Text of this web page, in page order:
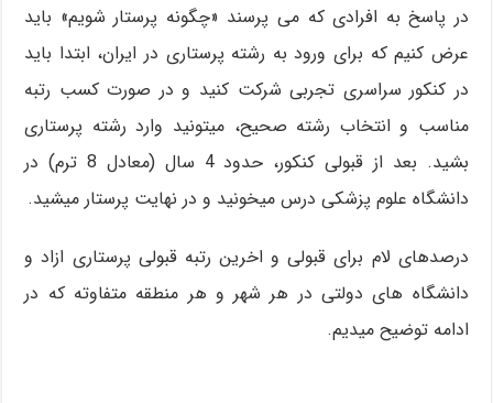
در پاسخ به افرادی که می پرسند «چگونه پرستار شویم» باید
عرض کنیم که برای ورود به رشته پرستاری در ایران، ابتدا باید
در کنکور سراسری تجربی شرکت کنید و در صورت کسب رتبه
مناسب و انتخاب رشته صحیح، میتونید وارد رشته پرستاری
بشید. بعد از قبولی کنکور، حدود 4 سال (معادل 8 ترم) در
دانشگاه علوم پزشکی درس میخونید و در نهایت پرستار میشید.
درصدهای لام برای قبولی و اخرین رتبه قبولی پرستاری ازاد و
دانشگاه های دولتی در هر شهر و هر منطقه متفاوته که در
ادامه توضیح میدیم.